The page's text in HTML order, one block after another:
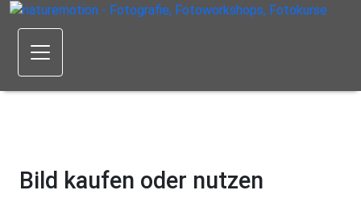
Bild kaufen oder nutzen